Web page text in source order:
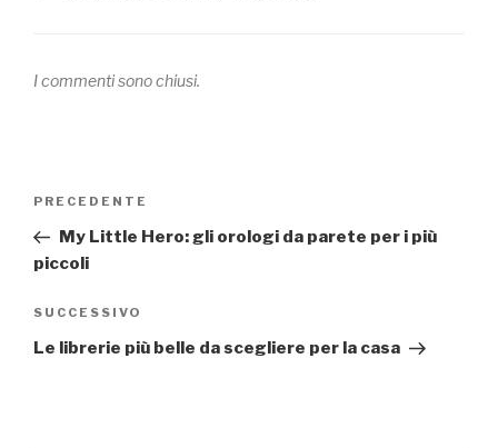
I commenti sono chiusi.
Navigazione
Articolo
precedente:
PRECEDENTE
My Little Hero: gli orologi da parete per i più
piccoli
Articolo
successivo
SUCCESSIVO
Le librerie più belle da scegliere per la casa